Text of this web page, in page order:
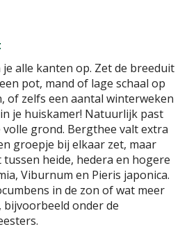
alle kanten op. Zet de breeduit
pot, mand of lage schaal op
of zelfs een aantal winterweken
je huiskamer! Natuurlijk past
grond. Bergthee valt extra
groepje bij elkaar zet, maar
heide, hedera en hogere
Viburnum en Pieris japonica.
in de zon of wat meer
bijvoorbeeld onder de